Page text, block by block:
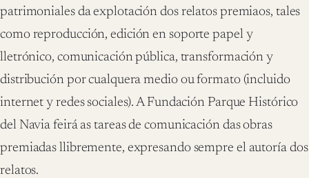
patrimoniales da explotación dos relatos premiaos, tales
como reproducción, edición en soporte papel y
lletrónico, comunicación pública, transformación y
distribución por cualquera medio ou formato (incluido
internet y redes sociales). A Fundación Parque Histórico
del Navia feirá as tareas de comunicación das obras
premiadas llibremente, expresando sempre el autoría dos
relatos.